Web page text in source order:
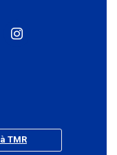
TMR